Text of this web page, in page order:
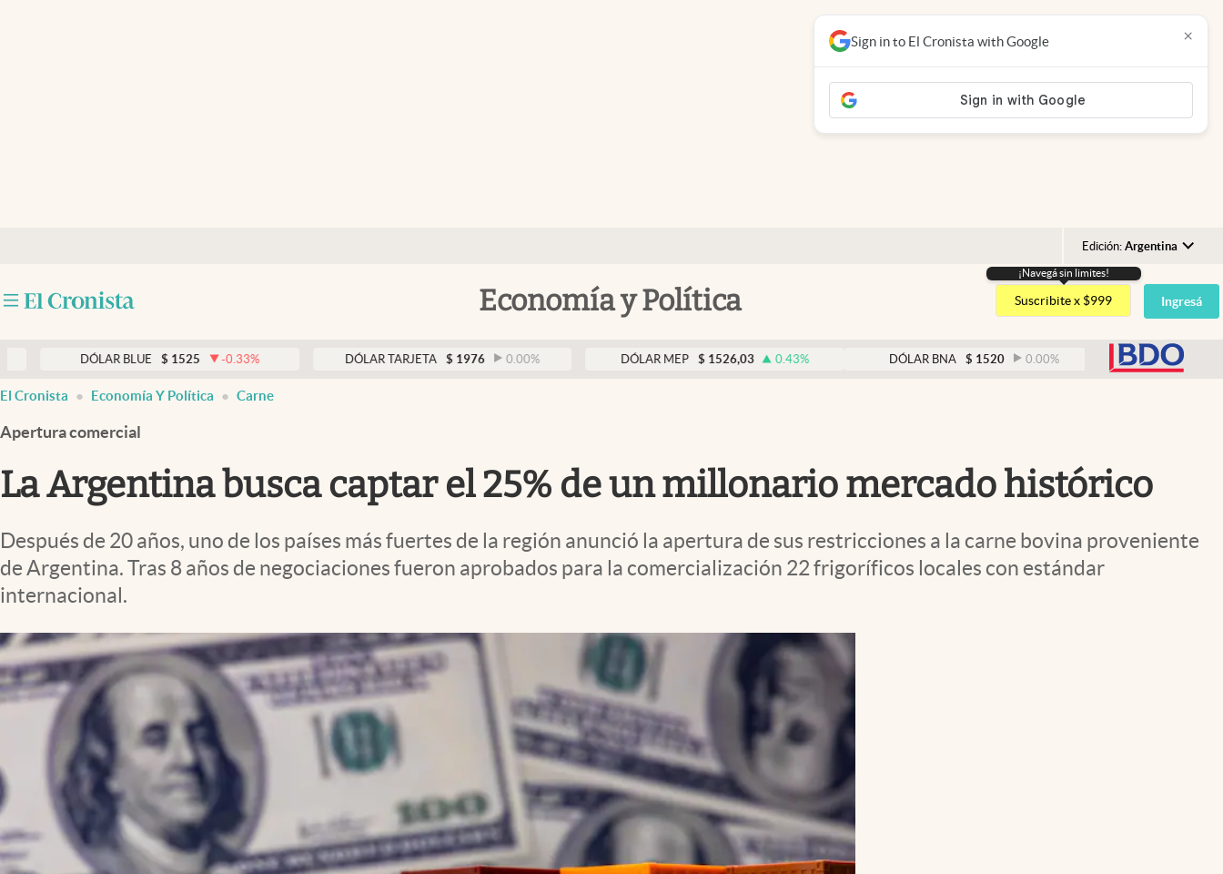
Edición: Argentina
Argentina
España
USA
Economía y Política
Clima
Eventos Corporativos
El Cronista Studio
abre en nueva pestaña
¡Navegá sin limites!
Suscribite x $999 Ingresá
DÓLAR BLUE $ 1525 -0.33% DÓLAR TARJETA $ 1976 0.00% DÓLAR MEP $ 1526,03 0.43% DÓLAR BNA $ 1520 0.00% DÓLAR BLUE
Sign in to El Cronista with Google ×
El Cronista Economía Y Política Carne
Apertura comercial
La Argentina busca captar el 25% de un millonario mercado histórico
Después de 20 años, uno de los países más fuertes de la región anunció la apertura de sus restricciones a la carne bovina proveniente
de Argentina. Tras 8 años de negociaciones fueron aprobados para la comercialización 22 frigoríficos locales con estándar
internacional.